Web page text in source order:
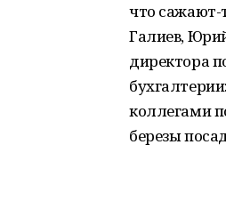
что сажают-
Галиев,
директора
коллегами
березы